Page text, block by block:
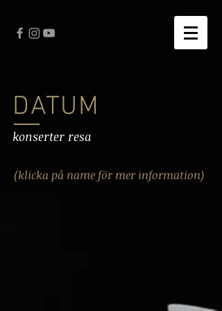
DATUM
konserter resa
(klicka på name för mer information)